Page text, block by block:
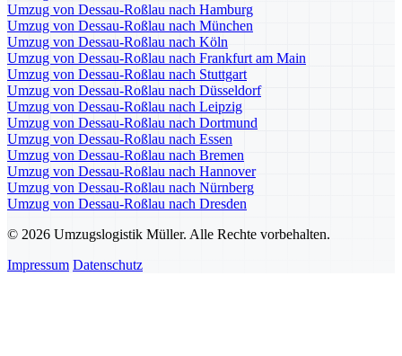
Umzug von Dessau-Roßlau nach Hamburg
Umzug von Dessau-Roßlau nach München
Umzug von Dessau-Roßlau nach Köln
Umzug von Dessau-Roßlau nach Frankfurt am Main
Umzug von Dessau-Roßlau nach Stuttgart
Umzug von Dessau-Roßlau nach Düsseldorf
Umzug von Dessau-Roßlau nach Leipzig
Umzug von Dessau-Roßlau nach Dortmund
Umzug von Dessau-Roßlau nach Essen
Umzug von Dessau-Roßlau nach Bremen
Umzug von Dessau-Roßlau nach Hannover
Umzug von Dessau-Roßlau nach Nürnberg
Umzug von Dessau-Roßlau nach Dresden
© 2026 Umzugslogistik Müller. Alle Rechte vorbehalten.
Impressum Datenschutz